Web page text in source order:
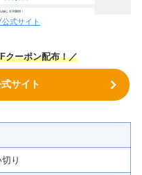
式サイト
クーポン配布！／
サイト
り